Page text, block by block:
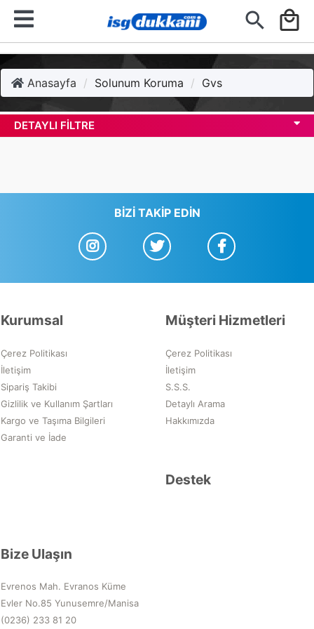
search local_mall
Anasayfa Solunum Koruma Gvs
DETAYLI FILTRE
BIZI TAKIP EDIN
Kurumsal
Çerez Politikası
İletişim
Sipariş Takibi
Gizlilik ve Kullanım Şartları
Kargo ve Taşıma Bilgileri
Garanti ve İade
Müşteri Hizmetleri
Çerez Politikası
İletişim
S.S.S.
Detaylı Arama
Hakkımızda
Destek
Bize Ulaşın
Evrenos Mah. Evranos Küme
Evler No.85 Yunusemre/Manisa
(0236) 233 81 20